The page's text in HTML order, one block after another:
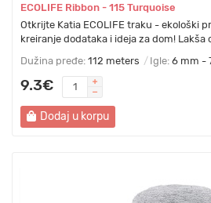
ECOLIFE Ribbon - 115 Turquoise
Otkrijte Katia ECOLIFE traku - ekološki
kreiranje dodataka i ideja za dom! Lakša
Dužina pređe: 112 meters Igle: 6 mm -
9.3€
Dodaj u korpu